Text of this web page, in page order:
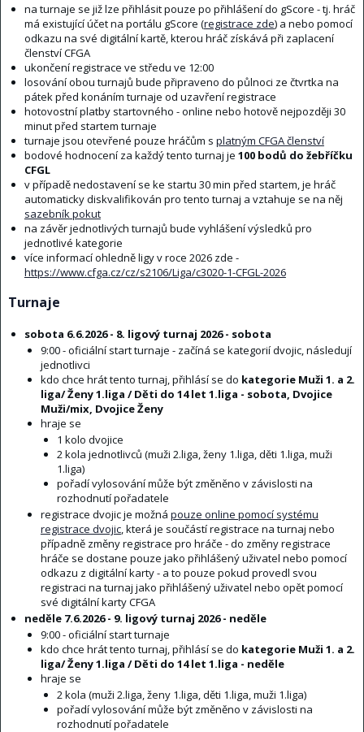
na turnaje se již lze přihlásit pouze po přihlášení do gScore - tj. hráč
má existující účet na portálu gScore (registrace zde) a nebo pomocí
odkazu na své digitální kartě, kterou hráč získává při zaplacení
členství CFGA
ukončení registrace ve středu ve 12:00
losování obou turnajů bude připraveno do půlnoci ze čtvrtka na
pátek před konáním turnaje od uzavření registrace
hotovostní platby startovného - online nebo hotově nejpozději 30
minut před startem turnaje
turnaje jsou otevřené pouze hráčům s platným CFGA členství
bodové hodnocení za každý tento turnaj je 100 bodů do žebříčku
CFGL
v případě nedostavení se ke startu 30 min před startem, je hráč
automaticky diskvalifikován pro tento turnaj a vztahuje se na něj
sazebník pokut
na závěr jednotlivých turnajů bude vyhlášení výsledků pro
jednotlivé kategorie
více informací ohledně ligy v roce 2026 zde -
https://www.cfga.cz/cz/s2106/Liga/c3020-1-CFGL-2026
Turnaje
sobota 6.6.2026 - 8. ligový turnaj 2026 - sobota
9:00 - oficiální start turnaje - začíná se kategorií dvojic, následují
jednotlivci
kdo chce hrát tento turnaj, přihlásí se do kategorie Muži 1. a 2.
liga/ Ženy 1.liga / Děti do 14 let 1.liga - sobota, Dvojice
Muži/mix, Dvojice Ženy
hraje se
1 kolo dvojice
2 kola jednotlivců (muži 2.liga, ženy 1.liga, děti 1.liga, muži
1.liga)
pořadí vylosování může být změněno v závislosti na
rozhodnutí pořadatele
registrace dvojic je možná pouze online pomocí systému
registrace dvojic, která je součástí registrace na turnaj nebo
případně změny registrace pro hráče - do změny registrace
hráče se dostane pouze jako přihlášený uživatel nebo pomocí
odkazu z digitální karty - a to pouze pokud provedl svou
registraci na turnaj jako přihlášený uživatel nebo opět pomocí
své digitální karty CFGA
neděle 7.6.2026 - 9. ligový turnaj 2026 - neděle
9:00 - oficiální start turnaje
kdo chce hrát tento turnaj, přihlásí se do kategorie Muži 1. a 2.
liga/ Ženy 1.liga / Děti do 14 let 1.liga - neděle
hraje se
2 kola (muži 2.liga, ženy 1.liga, děti 1.liga, muži 1.liga)
pořadí vylosování může být změněno v závislosti na
rozhodnutí pořadatele